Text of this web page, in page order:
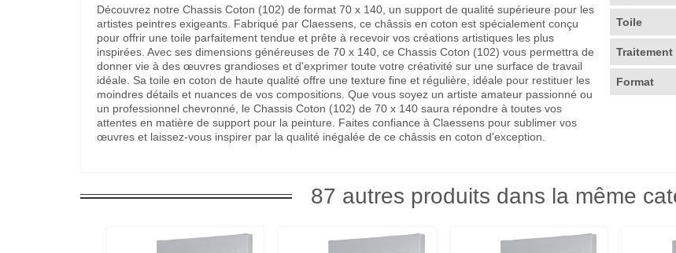
Découvrez notre Chassis Coton (102) de format 70 x 140, un support de qualité supérieure pour les
artistes peintres exigeants. Fabriqué par Claessens, ce châssis en coton est spécialement conçu
pour offrir une toile parfaitement tendue et prête à recevoir vos créations artistiques les plus
inspirées. Avec ses dimensions généreuses de 70 x 140, ce Chassis Coton (102) vous permettra de
donner vie à des œuvres grandioses et d'exprimer toute votre créativité sur une surface de travail
idéale. Sa toile en coton de haute qualité offre une texture fine et régulière, idéale pour restituer les
moindres détails et nuances de vos compositions. Que vous soyez un artiste amateur passionné ou
un professionnel chevronné, le Chassis Coton (102) de 70 x 140 saura répondre à toutes vos
attentes en matière de support pour la peinture. Faites confiance à Claessens pour sublimer vos
œuvres et laissez-vous inspirer par la qualité inégalée de ce châssis en coton d'exception.
Toile
Traitement
Format
87 autres produits dans la même